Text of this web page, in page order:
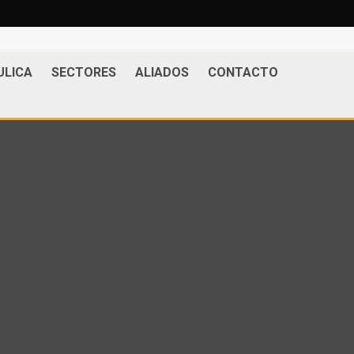
SECTORES ALIADOS CONTACTO